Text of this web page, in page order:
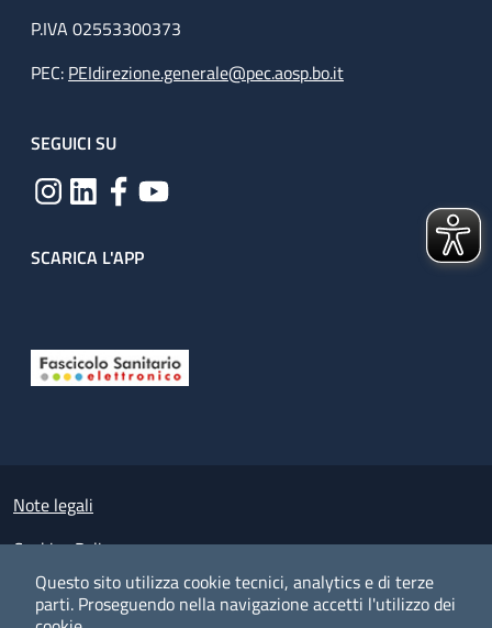
Questo sito utilizza cookie tecnici, analytics e di terze
parti. Proseguendo nella navigazione accetti l'utilizzo dei
P.IVA 02553300373
PEC: PEIdirezione.generale@pec.aosp.bo.it
SEGUICI SU
SCARICA L'APP
Small prints
Note legali
Cookies Policy
Policy privacy e protezione del dato personale